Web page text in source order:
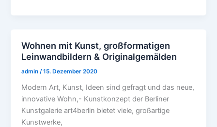
Wohnen mit Kunst, großformatigen
Leinwandbildern & Originalgemälden
admin/15. Dezember 2020
Modern Art, Kunst, Ideen sind gefragt und das neue,
innovative Wohn,- Kunstkonzept der Berliner
Kunstgalerie art4berlin bietet viele, großartige
Kunstwerke,
Wohnen
mit
Kunst,
Leinwandbildern
&
Originalgemälden